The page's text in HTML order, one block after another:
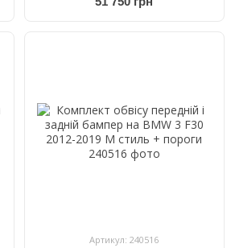
Артикул: 240516